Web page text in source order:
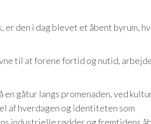
den i dag blevet et åbent byrum,
til at forene fortid og nutid,
en gåtur langs promenaden, ved
af hverdagen og identiteten som